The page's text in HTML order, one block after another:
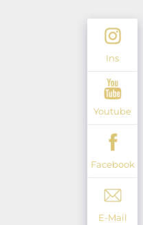
Ins
Youtube
Facebook
E-Mail